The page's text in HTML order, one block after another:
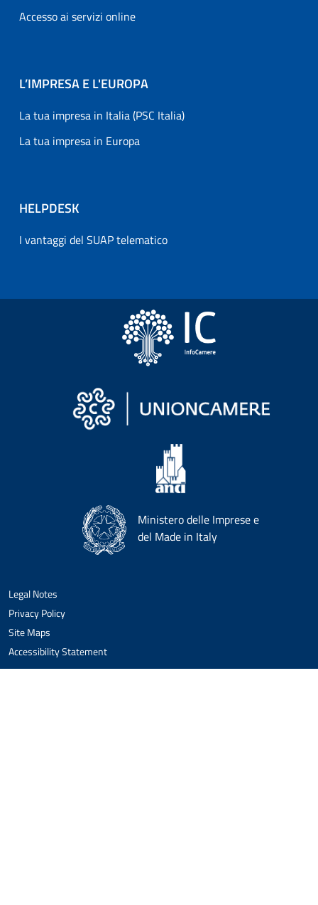
Accesso ai servizi online
L’IMPRESA E L'EUROPA
La tua impresa in Italia (PSC Italia)
La tua impresa in Europa
HELPDESK
I vantaggi del SUAP telematico
Ministero delle Imprese e
del Made in Italy
Legal Notes
Privacy Policy
Site Maps
Accessibility Statement